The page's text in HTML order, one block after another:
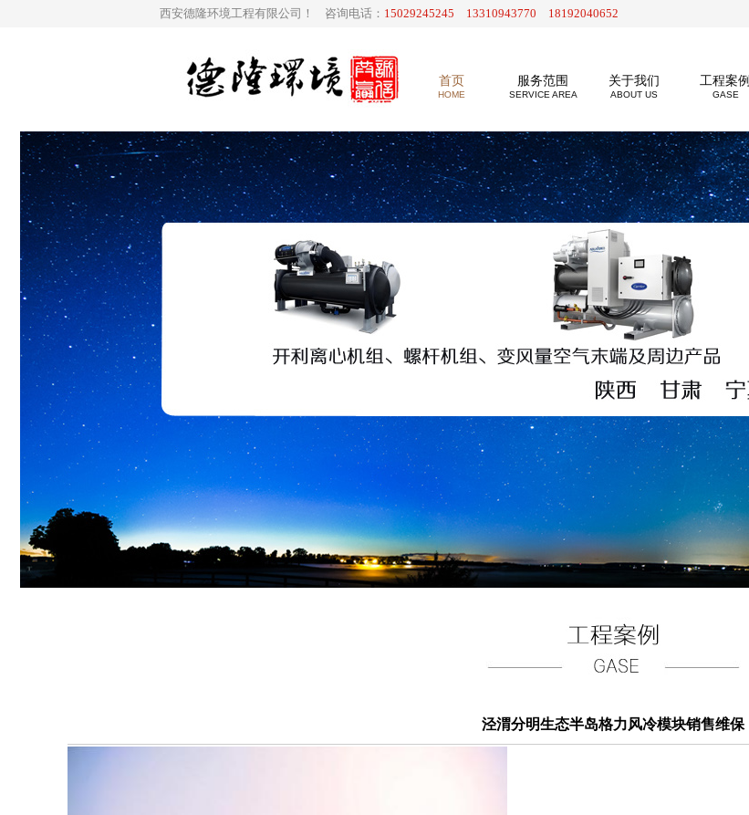
西安德隆环境工程有限公司！ 咨询电话： 15029245245 13310943770 18192040652
首页
HOME
服务范围
SERVICE AREA
关于我们
ABOUT US
工程案例
GASE
泾渭分明生态半岛格力风冷模块销售维保